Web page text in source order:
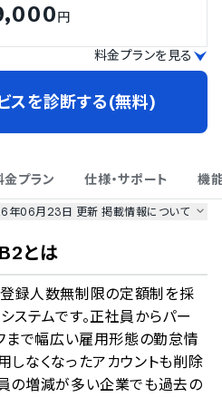
円
料金プランを見る
スを診断する(無料)
金プラン 仕様・サポート 機
年06月23日 更新掲載情報について
ービス情報は、
のサービスデータを参照しています。
ビ編集部 情報取得元 掲載修正依頼
とは
録人数無制限の定額制を採
ステムです。正社員からパー
フまで幅広い雇用形態の勤怠情
しなくなったアカウントも削除
の増減が多い企業でも過去の